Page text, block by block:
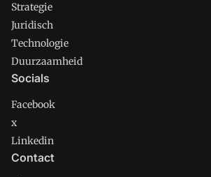
Strategie
Juridisch
Technologie
Duurzaamheid
Socials
Facebook
x
Linkedin
Contact